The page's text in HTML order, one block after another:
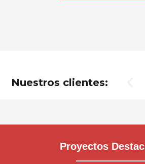
Nuestros clientes:
Proyectos